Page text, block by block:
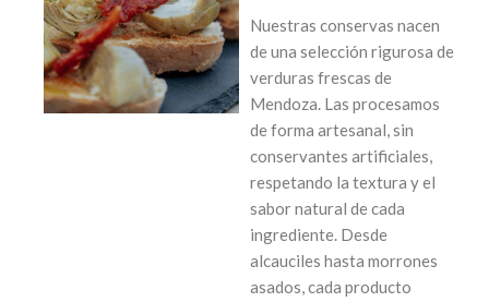
Nuestras conservas nacen
de una selección rigurosa de
verduras frescas de
Mendoza. Las procesamos
de forma artesanal, sin
conservantes artificiales,
respetando la textura y el
sabor natural de cada
ingrediente. Desde
alcauciles hasta morrones
asados, cada producto